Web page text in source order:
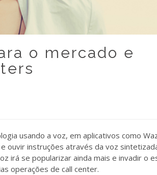
o mercado e
usando a voz, em aplicativos como
ouvir instruções através da voz
irá se popularizar ainda mais e invadir o
operações de call center.